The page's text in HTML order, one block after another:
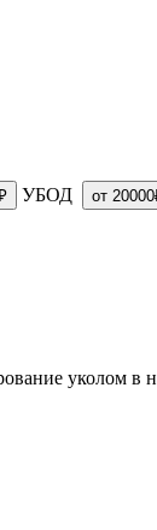
УБОД от
уколом в